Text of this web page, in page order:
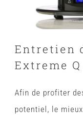
Entretien
Extreme
Afin de profiter
potentiel, le